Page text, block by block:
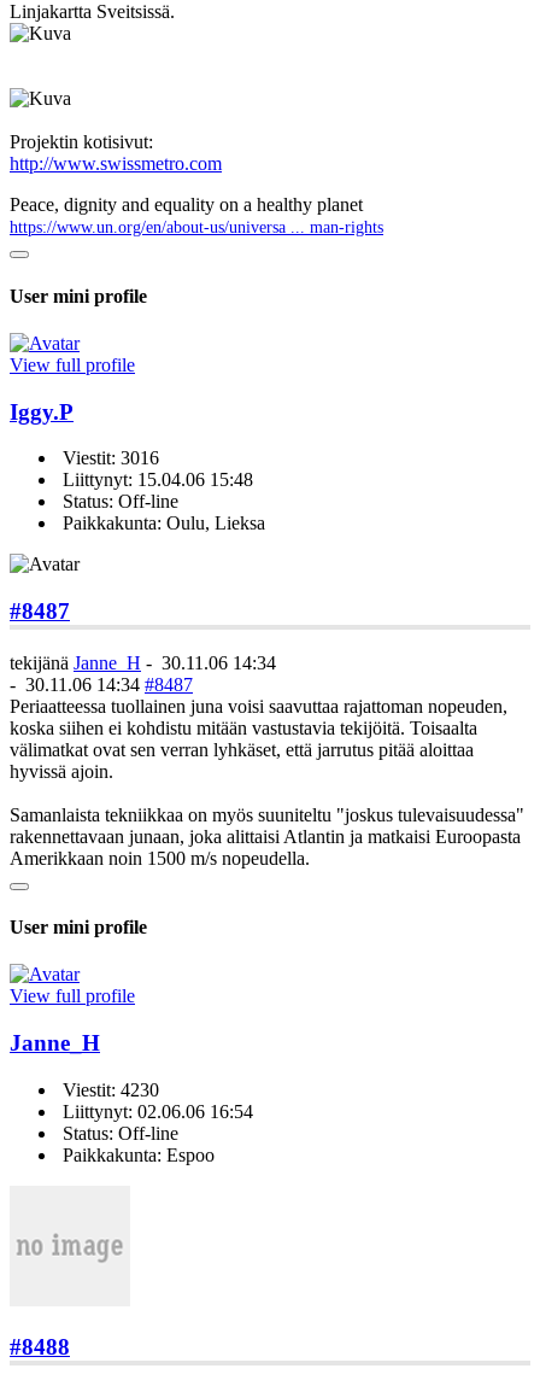
Linjakartta Sveitsissä.
Projektin kotisivut:
http://www.swissmetro.com
Peace, dignity and equality on a healthy planet
https://www.un.org/en/about-us/universa ... man-rights
User mini profile
View full profile
Iggy.P
Viestit: 3016
Liittynyt: 15.04.06 15:48
Status: Off-line
Paikkakunta: Oulu, Lieksa
#8487
tekijänä Janne_H - 30.11.06 14:34
- 30.11.06 14:34 #8487
Periaatteessa tuollainen juna voisi saavuttaa rajattoman nopeuden,
koska siihen ei kohdistu mitään vastustavia tekijöitä. Toisaalta
välimatkat ovat sen verran lyhkäset, että jarrutus pitää aloittaa
hyvissä ajoin.
Samanlaista tekniikkaa on myös suuniteltu "joskus tulevaisuudessa"
rakennettavaan junaan, joka alittaisi Atlantin ja matkaisi Euroopasta
Amerikkaan noin 1500 m/s nopeudella.
User mini profile
View full profile
Janne_H
Viestit: 4230
Liittynyt: 02.06.06 16:54
Status: Off-line
Paikkakunta: Espoo
#8488